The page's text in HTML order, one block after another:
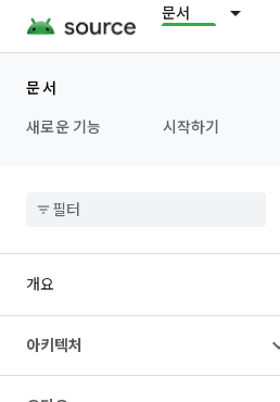
문서
문서
새로운 기능
시작하기
개요
아키텍처